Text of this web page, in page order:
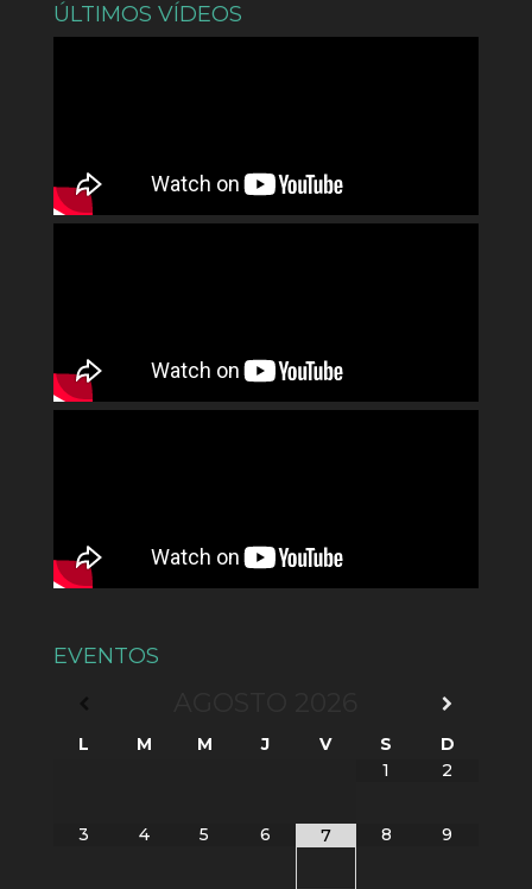
ÚLTIMOS VÍDEOS
EVENTOS
L M M J V S
D
1
2
3 4 5 6 7 8 9